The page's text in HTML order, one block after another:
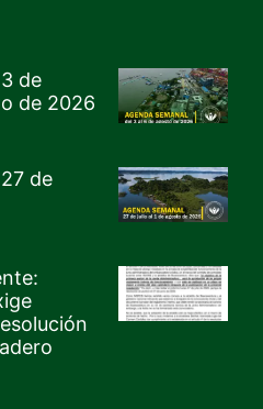
de
de 2026
de